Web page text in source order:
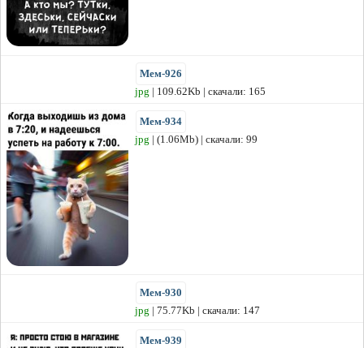
Мем-926
jpg | 109.62Kb | скачали: 165
Мем-934
jpg | (1.06Mb) | скачали: 99
Мем-930
jpg | 75.77Kb | скачали: 147
Мем-939